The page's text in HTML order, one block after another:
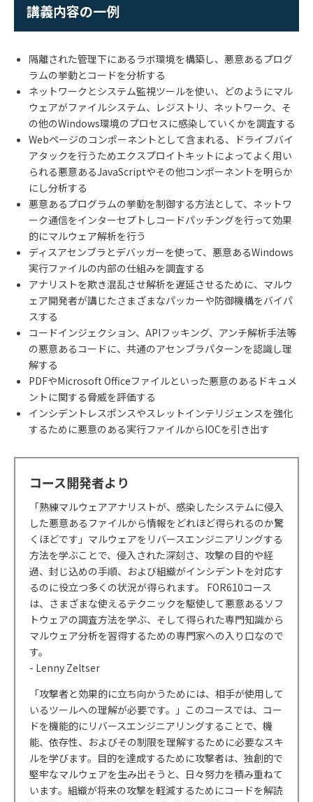
講義内容の一例
隔離された管理下にあるラボ環境を構築し、悪意あるプログ
ラムの挙動とコードを分析する
ネットワークとシステム監視ツールを使い、どのようにマル
ウェアがファイルシステム、レジストリ、ネットワーク、そ
の他のWindows環境のプロセスに感染していくかを調査する
Webページのコンポーネントとして含まれる、ドライブバイ
アタックを行うためエクスプロイトキットによってよく用い
られる悪意あるJavaScriptやその他コンポーネントを明らか
にし分析する
悪意あるプログラムの挙動を制御する方法として、ネットワ
ーク通信をインターセプトしコードパッチングを行って効果
的にマルウェア解析を行う
ディスアセンブラとデバッガーを使って、悪意あるWindows
実行ファイルの内部の仕組みを調査する
アナリストを欺き混乱させ解析を遅延させるために、マルウ
ェア開発者が講じたさまざまなパッカーや防御機構をバイパ
スする
コードインジェクション、APIフッキング、アンチ解析手法等
の悪意あるコードに、共通のアセンブラパターンを認識し理
解する
PDFやMicrosoft Officeファイルといった悪意のあるドキュメ
ントに関する脅威を評価する
インシデントレスポンスやスレットインテリジェンスを強化
するために悪意のある実行ファイルからIOCを引き出す
コース開発者より
「熟練マルウェアアナリストが、感染したシステムに侵入
した悪意あるファイルから情報をどれほど得られるのか驚
くほどです」マルウェアをリバースエンジニアリングする
方法を学ぶことで、侵入された深刻さ、攻撃の目的や経
過、封じ込めの手順、および組織がインシデントを対応す
るのに役立つ多くの状況が得られます。 FOR610コース
は、さまざまな使えるテクニックを駆使して悪意あるソフ
トウェアの調査方法を学ぶ、そして得られた専門知識から
マルウェア分析を習得するための専門家への入り口なので
す。
- Lenny Zeltser
「攻撃者と効果的に立ち向かうためには、相手が使用して
いるツールへの理解が必要です。」このコースでは、コー
ドを機能的にリバースエンジニアリングすることで、機
能、依存性、およびその制限を理解するために必要なスキ
ルを学びます。目的を達成するために攻撃者は、独創的で
堅牢なマルウェアを生み出そうと、日々努力を積み重ねて
います。組織が将来の攻撃を軽減するためにコードを解読